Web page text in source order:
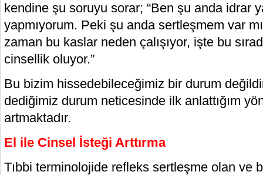
kendine şu soruyu sorar; “Ben şu anda idrar
yapmıyorum. Peki şu anda sertleşmem var
zaman bu kaslar neden çalışıyor, işte bu
cinsellik oluyor.”
Bu bizim hissedebileceğimiz bir durum
dediğimiz durum neticesinde ilk anlattığım
artmaktadır.
El ile Cinsel İsteği Arttırma
Tıbbi terminolojide refleks sertleşme olan ve